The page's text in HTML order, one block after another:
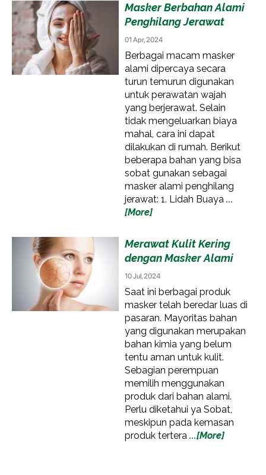
Masker Berbahan Alami
Penghilang Jerawat
01 Apr, 2024
Berbagai macam masker
alami dipercaya secara
turun temurun digunakan
untuk perawatan wajah
yang berjerawat. Selain
tidak mengeluarkan biaya
mahal, cara ini dapat
dilakukan di rumah. Berikut
beberapa bahan yang bisa
sobat gunakan sebagai
masker alami penghilang
jerawat: 1. Lidah Buaya ...
[More]
Merawat Kulit Kering
dengan Masker Alami
10 Jul, 2024
Saat ini berbagai produk
masker telah beredar luas di
pasaran. Mayoritas bahan
yang digunakan merupakan
bahan kimia yang belum
tentu aman untuk kulit.
Sebagian perempuan
memilih menggunakan
produk dari bahan alami.
Perlu diketahui ya Sobat,
meskipun pada kemasan
produk tertera ...[More]